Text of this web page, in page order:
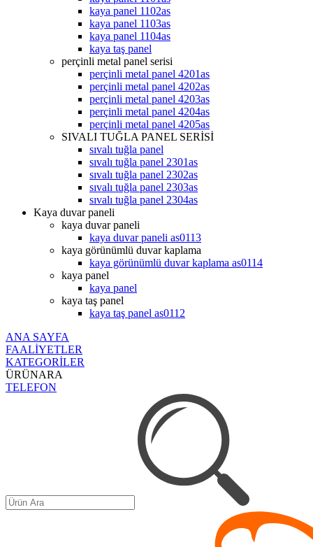
kaya panel 1102as
kaya panel 1103as
kaya panel 1104as
kaya taş panel
perçinli metal panel serisi
perçinli metal panel 4201as
perçinli metal panel 4202as
perçinli metal panel 4203as
perçinli metal panel 4204as
perçinli metal panel 4205as
SIVALI TUĞLA PANEL SERİSİ
sıvalı tuğla panel
sıvalı tuğla panel 2301as
sıvalı tuğla panel 2302as
sıvalı tuğla panel 2303as
sıvalı tuğla panel 2304as
Kaya duvar paneli
kaya duvar paneli
kaya duvar paneli as0113
kaya görünümlü duvar kaplama
kaya görünümlü duvar kaplama as0114
kaya panel
kaya panel
kaya taş panel
kaya taş panel as0112
ANA SAYFA
FAALİYETLER
KATEGORİLER
ÜRÜNARA
TELEFON